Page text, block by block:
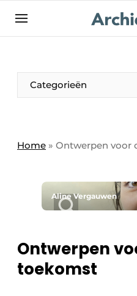
NL be-FR
Categorieën
Home » Ontwerpen voor
Aline Vergauwen
Ontwerpen
toekomst